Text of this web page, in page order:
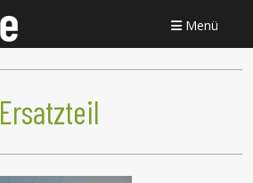
Menü
Ersatzteil